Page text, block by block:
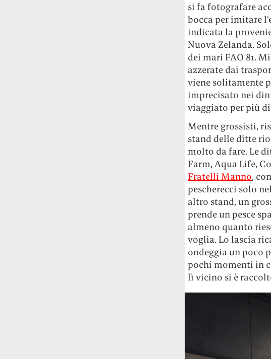
si fa fotografare
bocca per imitare
indicata la
Nuova Zelanda.
dei mari FAO 81.
azzerate dai
viene solitamente
imprecisato nei
viaggiato per più
Mentre grossisti,
stand delle ditte
molto da fare. Le
Farm, Aqua Life,
Fratelli Manno,
pescherecci solo
altro stand, un
prende un pesce
almeno quanto
voglia. Lo lascia
ondeggia un poco
pochi momenti in
lì vicino si è